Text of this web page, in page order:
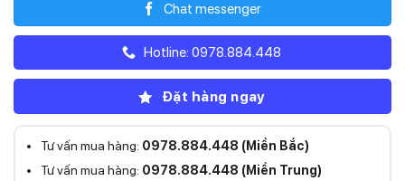
Chat messenger
Hotline: 0978.884.448
Đặt hàng ngay
Tư vấn mua hàng: 0978.884.448 (Miền Bắc)
Tư vấn mua hàng: 0978.884.448 (Miền Trung)